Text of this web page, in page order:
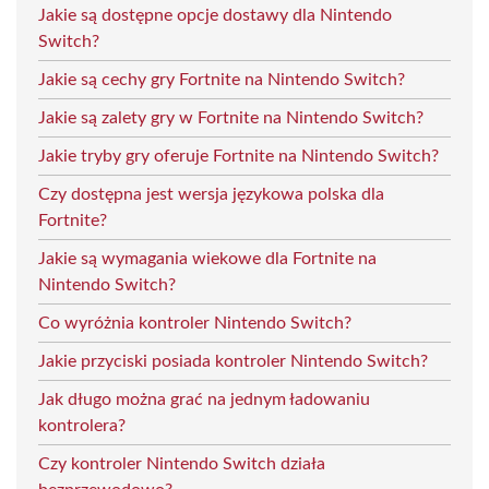
Jakie są dostępne opcje dostawy dla Nintendo
Switch?
Jakie są cechy gry Fortnite na Nintendo Switch?
Jakie są zalety gry w Fortnite na Nintendo Switch?
Jakie tryby gry oferuje Fortnite na Nintendo Switch?
Czy dostępna jest wersja językowa polska dla
Fortnite?
Jakie są wymagania wiekowe dla Fortnite na
Nintendo Switch?
Co wyróżnia kontroler Nintendo Switch?
Jakie przyciski posiada kontroler Nintendo Switch?
Jak długo można grać na jednym ładowaniu
kontrolera?
Czy kontroler Nintendo Switch działa